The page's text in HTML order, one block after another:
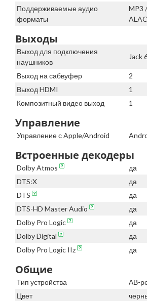
Поддерживаемые аудио
форматы
MP3
Выходы
Выход для подключения
наушников
Jack
Выход на сабвуфер
2
Выход HDMI
1
Композитный видео выход
1
Управление
Управление с Apple/Android
Встроенные декодеры
Dolby Atmos
да
DTS:X
да
DTS
да
DTS-HD Master Audio
да
Dolby Pro Logic
да
Dolby Digital
да
Dolby Pro Logic IIz
да
Общие
Тип устройства
АВ-
Цвет